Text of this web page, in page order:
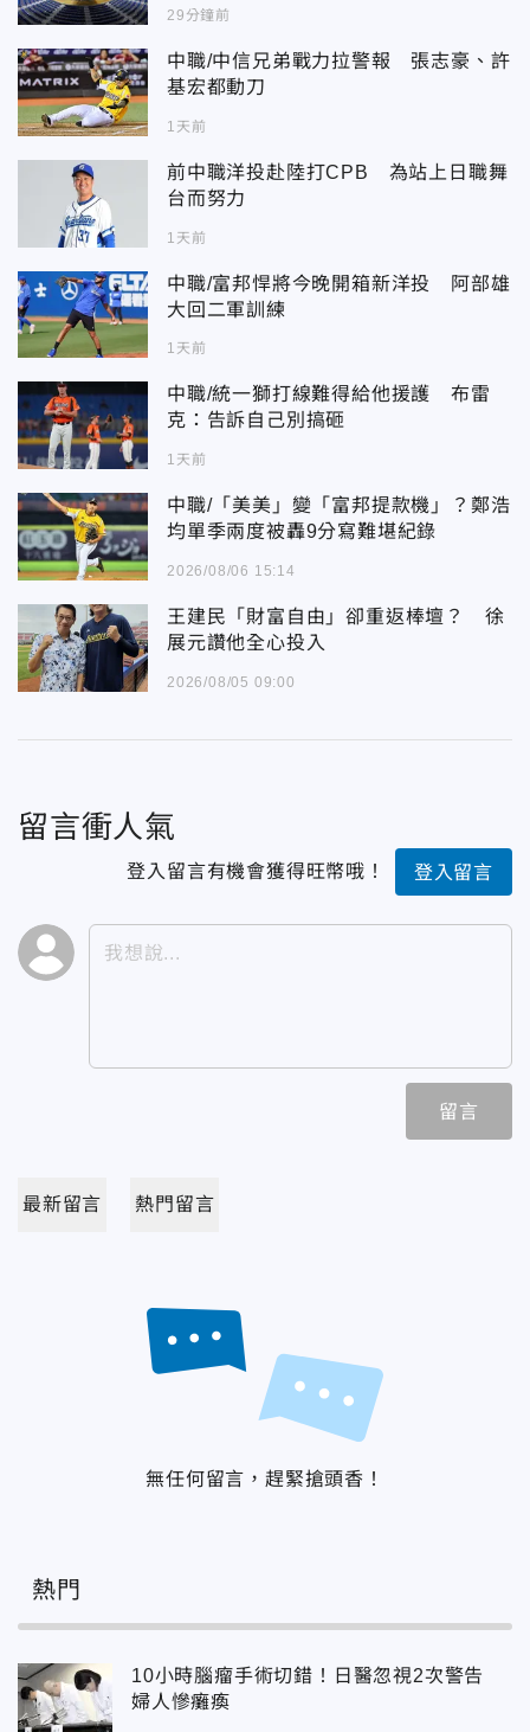
29分鐘前
中職/中信兄弟戰力拉警報 張志豪、許
基宏都動刀
1天前
前中職洋投赴陸打CPB 為站上日職舞
台而努力
1天前
中職/富邦悍將今晚開箱新洋投 阿部雄
大回二軍訓練
1天前
中職/統一獅打線難得給他援護 布雷
克：告訴自己別搞砸
1天前
中職/「美美」變「富邦提款機」？鄭浩
均單季兩度被轟9分寫難堪紀錄
2026/08/06 15:14
王建民「財富自由」卻重返棒壇？ 徐
展元讚他全心投入
2026/08/05 09:00
留言衝人氣
登入留言有機會獲得旺幣哦！ 登入留言
留言
最新留言 熱門留言
無任何留言，趕緊搶頭香！
熱門
10小時腦瘤手術切錯！日醫忽視2次警告
婦人慘癱瘓